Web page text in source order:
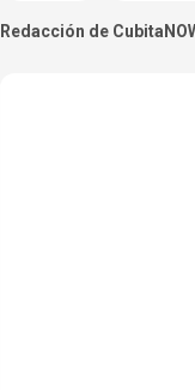
Redacción de